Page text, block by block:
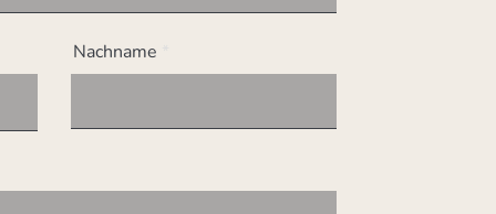
Nachname